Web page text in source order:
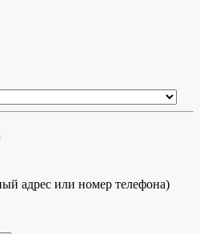
адрес или номер телефона)